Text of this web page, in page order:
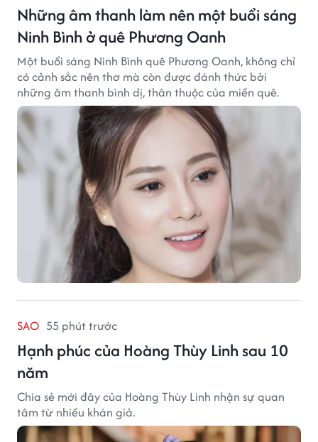
Những âm thanh làm nên một buổi sáng
Ninh Bình ở quê Phương Oanh
Một buổi sáng Ninh Bình quê Phương Oanh, không chỉ
có cảnh sắc nên thơ mà còn được đánh thức bởi
những âm thanh bình dị, thân thuộc của miền quê.
SAO 55 phút trước
Hạnh phúc của Hoàng Thùy Linh sau 10
năm
Chia sẻ mới đây của Hoàng Thùy Linh nhận sự quan
tâm từ nhiều khán giả.